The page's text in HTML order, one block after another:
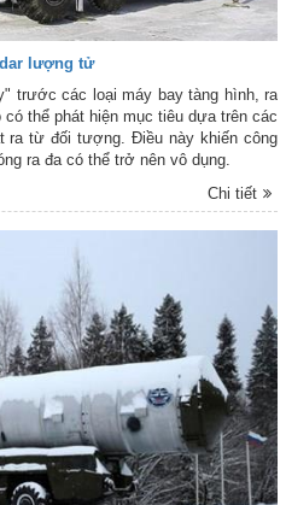
lượng tử
trước các loại máy bay tàng hình, ra
thể phát hiện mục tiêu dựa trên các
ra từ đối tượng. Điều này khiến công
ra đa có thể trở nên vô dụng.
Chi tiết